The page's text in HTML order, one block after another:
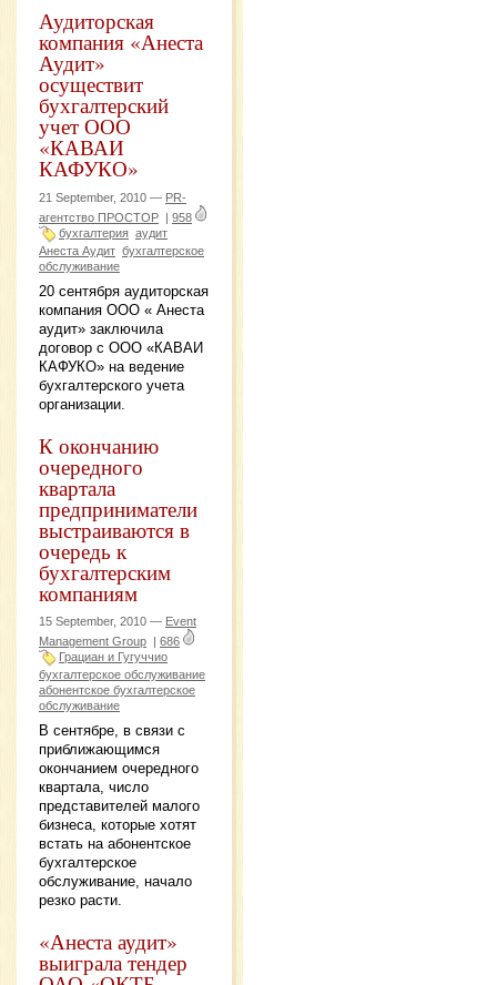
Аудиторская
компания «Анеста
Аудит»
осуществит
бухгалтерский
учет ООО
«КАВАИ
КАФУКО»
21 September, 2010 — PR-
агентство ПРОСТОР | 958
бухгалтерия аудит
Анеста Аудит бухгалтерское
обслуживание
20 сентября аудиторская
компания ООО « Анеста
аудит» заключила
договор с ООО «КАВАИ
КАФУКО» на ведение
бухгалтерского учета
организации.
К окончанию
очередного
квартала
предприниматели
выстраиваются в
очередь к
бухгалтерским
компаниям
15 September, 2010 — Event
Management Group
686
Грациан и Гугуччио
бухгалтерское обслуживание
абонентское бухгалтерское
обслуживание
В сентябре, в связи с
приближающимся
окончанием очередного
квартала, число
представителей малого
бизнеса, которые хотят
встать на абонентское
бухгалтерское
обслуживание, начало
резко расти.
«Анеста аудит»
выиграла тендер